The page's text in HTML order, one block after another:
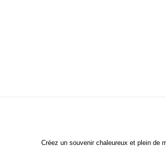
Créez un souvenir chaleureux et plein de